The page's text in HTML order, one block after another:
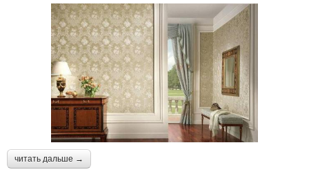
читать дальше →